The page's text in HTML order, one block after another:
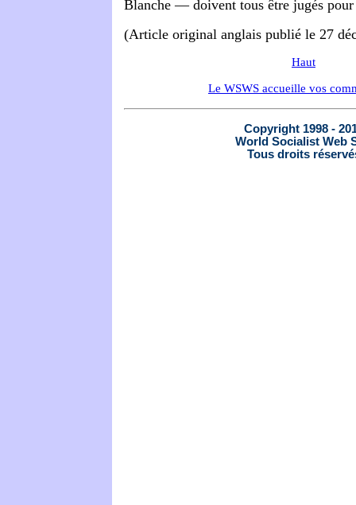
Blanche — doivent tous être jugés pour
(Article original anglais publié le 27
Haut
Le WSWS accueille vos
Copyright 1998 -
World Socialist Web
Tous droits